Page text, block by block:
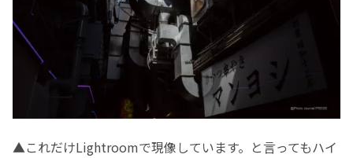
▲これだけLightroomで現像しています。と言ってもハイ